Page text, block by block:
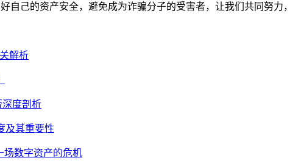
自己的资产安全，避免成为诈骗分子的受害者，让我们共同努力
解析
深度剖析
及其重要性
场数字资产的危机